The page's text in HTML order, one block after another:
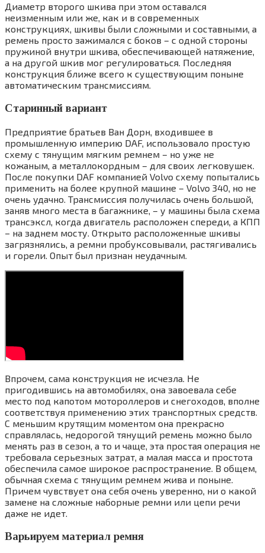
Диаметр второго шкива при этом оставался
неизменным или же, как и в современных
конструкциях, шкивы были сложными и составными, а
ремень просто зажимался с боков – с одной стороны
пружиной внутри шкива, обеспечивающей натяжение,
а на другой шкив мог регулироваться. Последняя
конструкция ближе всего к существующим поныне
автоматическим трансмиссиям.
Старинный вариант
Предприятие братьев Ван Дорн, входившее в
промышленную империю DAF, использовало простую
схему с тянущим мягким ремнем – но уже не
кожаным, а металлокордным – для своих легковушек.
После покупки DAF компанией Volvo схему попытались
применить на более крупной машине – Volvo 340, но не
очень удачно. Трансмиссия получилась очень большой,
заняв много места в багажнике, – у машины была схема
трансэксл, когда двигатель расположен спереди, а КПП
– на заднем мосту. Открыто расположенные шкивы
загрязнялись, а ремни пробуксовывали, растягивались
и горели. Опыт был признан неудачным.
Впрочем, сама конструкция не исчезла. Не
пригодившись на автомобилях, она завоевала себе
место под капотом мотороллеров и снегоходов, вполне
соответствуя применению этих транспортных средств.
С меньшим крутящим моментом она прекрасно
справлялась, недорогой тянущий ремень можно было
менять раз в сезон, а то и чаще, эта простая операция не
требовала серьезных затрат, а малая масса и простота
обеспечила самое широкое распространение. В общем,
обычная схема с тянущим ремнем жива и поныне.
Причем чувствует она себя очень уверенно, ни о какой
замене на сложные наборные ремни или цепи речи
даже не идет.
Варьируем материал ремня